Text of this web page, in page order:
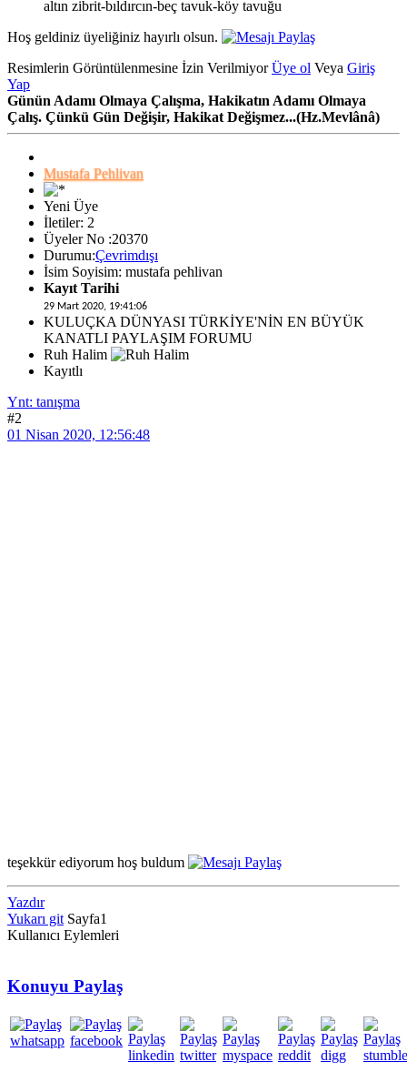
altın zibrit-bıldırcın-beç tavuk-köy tavuğu
Hoş geldiniz üyeliğiniz hayırlı olsun.
Resimlerin Görüntülenmesine İzin VerilmiyorÜye ol Veya Giriş
Yap
Günün Adamı Olmaya Çalışma, Hakikatın Adamı Olmaya
Çalış. Çünkü Gün Değişir, Hakikat Değişmez...(Hz.Mevlânâ)
Mustafa Pehlivan
Yeni Üye
İletiler: 2
Üyeler No :20370
Durumu:Çevrimdışı
İsim Soyisim: mustafa pehlivan
Kayıt Tarihi
29 Mart 2020, 19:41:06
KULUÇKA DÜNYASI TÜRKİYE'NİN EN BÜYÜK
KANATLI PAYLAŞIM FORUMU
Ruh Halim
Kayıtlı
Ynt: tanışma
#2
01 Nisan 2020, 12:56:48
teşekkür ediyorum hoş buldum
Yazdır
Yukarı git Sayfa1
Kullanıcı Eylemleri
Konuyu Paylaş